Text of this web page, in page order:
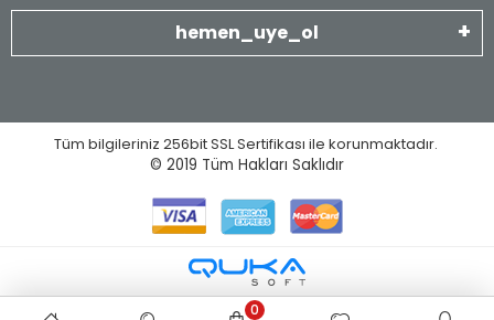
hemen_uye_ol
Tüm bilgileriniz 256bit SSL Sertifikası ile korunmaktadır.
© 2019 Tüm Hakları Saklıdır
0